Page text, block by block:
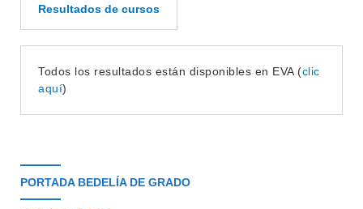
INVESTIGACIÓN
SERVICIOS
MOVILIDAD ACADÉMICA
BIBLIOTECA
PORTADA BEDELÍA DE GRADO
Resultados de cursos
Todos los resultados están disponibles en EVA (clic
aquí)